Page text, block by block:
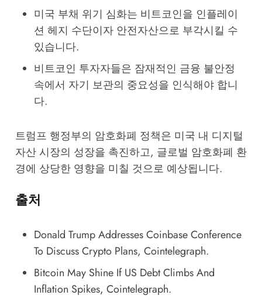
미국 부채 위기 심화는 비트코인을 인플레이
션 헤지 수단이자 안전자산으로 부각시킬 수
있습니다.
비트코인 투자자들은 잠재적인 금융 불안정
속에서 자기 보관의 중요성을 인식해야 합니
다.
트럼프 행정부의 암호화폐 정책은 미국 내 디지털
자산 시장의 성장을 촉진하고, 글로벌 암호화폐 환
경에 상당한 영향을 미칠 것으로 예상됩니다.
출처
Donald Trump Addresses Coinbase Conference
To Discuss Crypto Plans, Cointelegraph.
Bitcoin May Shine If US Debt Climbs And
Inflation Spikes, Cointelegraph.